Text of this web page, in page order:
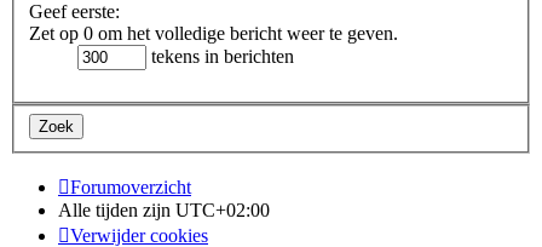
Geef eerste:
Zet op 0 om het volledige bericht weer te geven.
tekens in berichten
Forumoverzicht
Alle tijden zijn UTC+02:00
Verwijder cookies